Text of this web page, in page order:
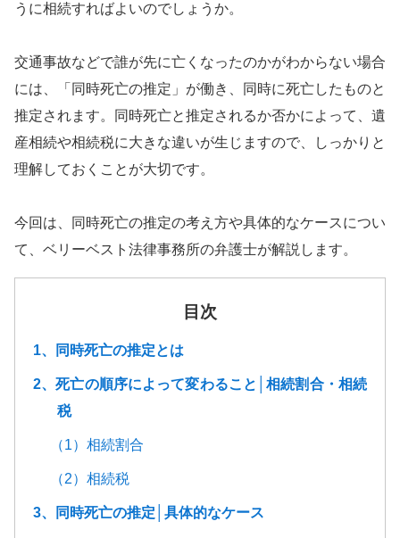
うに相続すればよいのでしょうか。
交通事故などで誰が先に亡くなったのかがわからない場合
には、「同時死亡の推定」が働き、同時に死亡したものと
推定されます。同時死亡と推定されるか否かによって、遺
産相続や相続税に大きな違いが生じますので、しっかりと
理解しておくことが大切です。
今回は、同時死亡の推定の考え方や具体的なケースについ
て、ベリーベスト法律事務所の弁護士が解説します。
目次
1、同時死亡の推定とは
2、死亡の順序によって変わること│相続割合・相続
税
（1）相続割合
（2）相続税
3、同時死亡の推定│具体的なケース